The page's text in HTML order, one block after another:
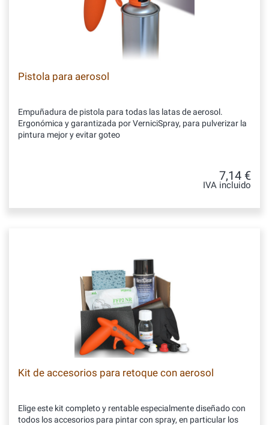
Pistola para aerosol
Empuñadura de pistola para todas las latas de aerosol.
Ergonómica y garantizada por VerniciSpray, para pulverizar la
pintura mejor y evitar goteo
7,14 €
IVA incluido
Kit de accesorios para retoque con aerosol
Elige este kit completo y rentable especialmente diseñado con
todos los accesorios para pintar con spray, en particular los